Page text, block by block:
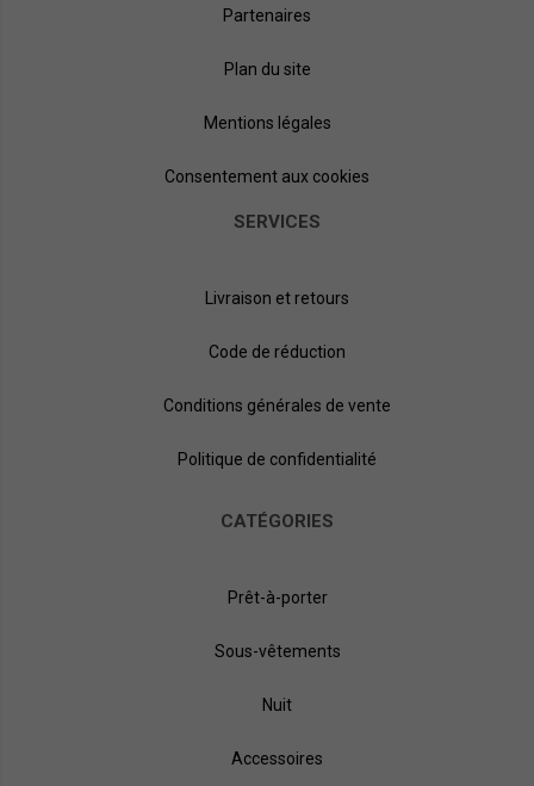
Partenaires
Plan du site
Mentions légales
Consentement aux cookies
SERVICES
Livraison et retours
Code de réduction
Conditions générales de vente
Politique de confidentialité
CATÉGORIES
Prêt-à-porter
Sous-vêtements
Nuit
Accessoires